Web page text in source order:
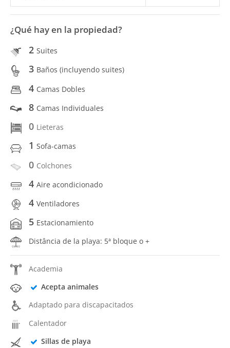
¿Qué hay en la propiedad?
2 Suites
3 Baños (incluyendo suites)
4 Camas Dobles
8 Camas Individuales
0 Lieteras
1 Sofa-camas
0 Colchones
4 Aire acondicionado
4 Ventiladores
5 Estacionamiento
Distância de la playa: 5ª bloque o +
Academia
Acepta animales
Adaptado para discapacitados
Calentador
Sillas de playa